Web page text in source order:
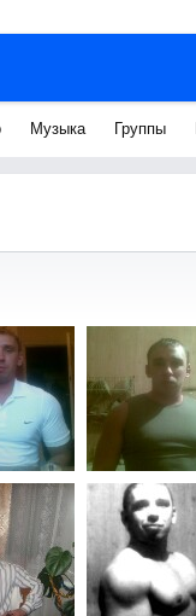
Музыка Группы